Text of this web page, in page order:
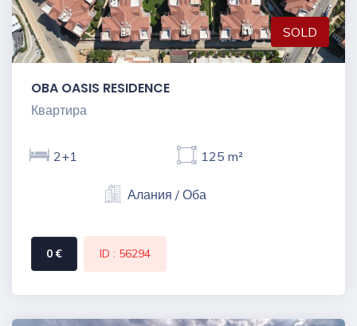
SOLD
OBA OASIS RESIDENCE
Квартира
2+1 125 m²
Алания / Оба
0 € ID : 56294